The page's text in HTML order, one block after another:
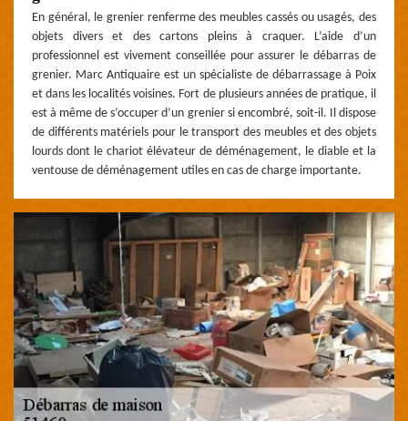
En général, le grenier renferme des meubles cassés ou usagés, des
objets divers et des cartons pleins à craquer. L’aide d’un
professionnel est vivement conseillée pour assurer le débarras de
grenier. Marc Antiquaire est un spécialiste de débarrassage à Poix
et dans les localités voisines. Fort de plusieurs années de pratique, il
est à même de s’occuper d’un grenier si encombré, soit-il. Il dispose
de différents matériels pour le transport des meubles et des objets
lourds dont le chariot élévateur de déménagement, le diable et la
ventouse de déménagement utiles en cas de charge importante.